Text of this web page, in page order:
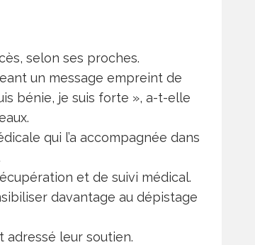
selon ses proches.
un message empreint de
bénie, je suis forte », a-t-elle
qui l’a accompagnée dans
et de suivi médical.
davantage au dépistage
adressé leur soutien.